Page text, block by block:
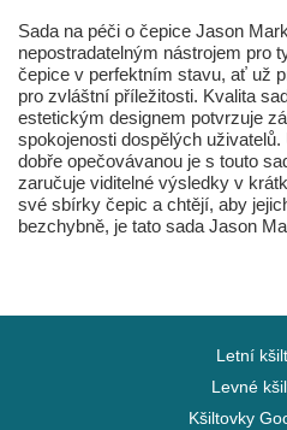
Sada na péči o čepice Jason
nepostradatelným nástrojem pro
čepice v perfektním stavu, ať už
pro zvláštní příležitosti. Kvalita
estetickým designem potvrzuje
spokojenosti dospělých
dobře opečovávanou je s touto
zaručuje viditelné výsledky v
své sbírky čepic a chtějí, aby
bezchybně, je tato sada Jason
Letní
Levné
Kšiltovky